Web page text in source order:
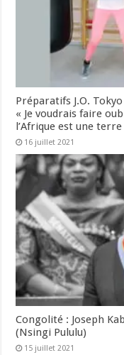
Préparatifs J.O.
« Je voudrais faire
l’Afrique est une
16 juillet 2021
Congolité : Joseph
(Nsingi Pululu)
15 juillet 2021